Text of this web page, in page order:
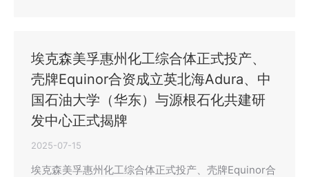
埃克森美孚惠州化工综合体正式投产、
壳牌Equinor合资成立英北海Adura、中
国石油大学（华东）与源根石化共建研
发中心正式揭牌
2025-07-15
埃克森美孚惠州化工综合体正式投产、壳牌Equinor合